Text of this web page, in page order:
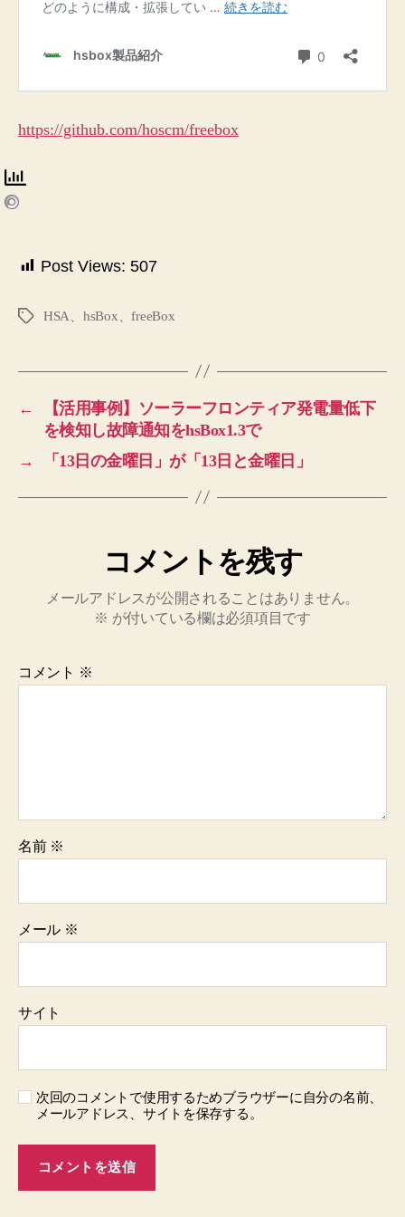
https://github.com/hoscm/freebox
Post Views: 507
タ
HSA、hsBox、freeBox
←
【活用事例】ソーラーフロンティア発電量低下
を検知し故障通知をhsBox1.3で
→
「13日の金曜日」が「13日と金曜日」
コメントを残す
メールアドレスが公開されることはありません。
※ が付いている欄は必須項目です
コメント ※
名前 ※
メール ※
サイト
次回のコメントで使用するためブラウザーに自分の名前、
メールアドレス、サイトを保存する。